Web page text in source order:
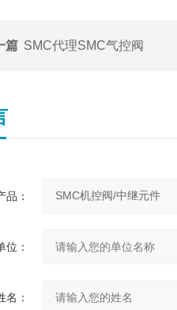
篇 SMC代理SMC气控阀
品：
位：
名：